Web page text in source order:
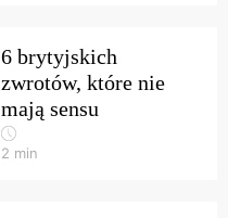
6 brytyjskich
zwrotów, które nie
mają sensu
2 min